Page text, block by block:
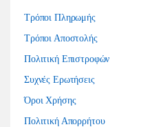
Τρόποι Πληρωμής
Τρόποι Αποστολής
Πολιτική Επιστροφών
Συχνές Ερωτήσεις
Όροι Χρήσης
Πολιτική Απορρήτου